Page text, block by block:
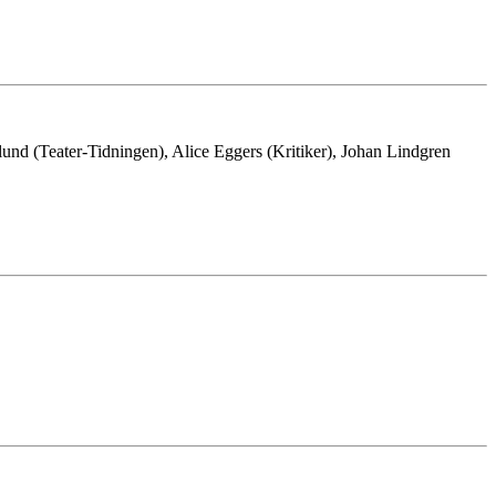
(Teater-Tidningen), Alice Eggers (Kritiker), Johan Lindgren